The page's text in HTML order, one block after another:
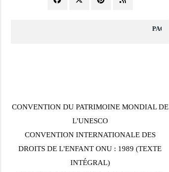
PAGES DIVERS
CONVENTION DU PATRIMOINE MONDIAL DE
L'UNESCO
CONVENTION INTERNATIONALE DES
DROITS DE L'ENFANT ONU : 1989 (TEXTE
INTÉGRAL)